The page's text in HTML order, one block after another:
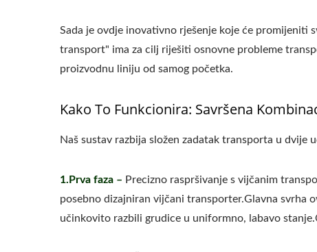
Sada je ovdje inovativno rješenje koje će promijeniti
transport" ima za cilj riješiti osnovne probleme
proizvodnu liniju od samog početka.
Kako To Funkcionira: Savršena
Naš sustav razbija složen zadatak transporta u dvije
1.Prva faza – Precizno raspršivanje s vijčanim
posebno dizajniran vijčani transporter.Glavna svrha
učinkovito razbili grudice u uniformno, labavo
220kg Suhe Grahorice
Proizvodnju Tofua